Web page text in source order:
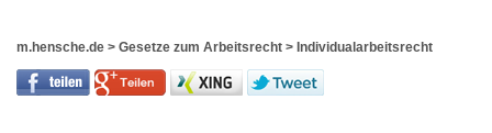
m.hensche.de > Gesetze zum Arbeitsrecht > Individualarbeitsrecht